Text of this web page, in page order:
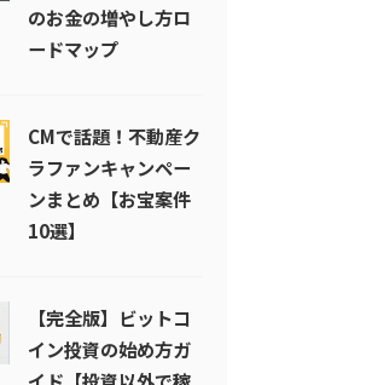
のお金の増やし方ロ
ードマップ
CMで話題！不動産ク
ラファンキャンペー
ンまとめ【お宝案件
10選】
【完全版】ビットコ
イン投資の始め方ガ